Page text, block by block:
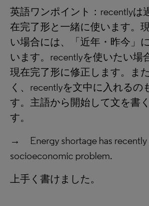
英語ワンポイント：recentlyは
在完了形と一緒に使います。
い場合には、「近年・昨今」
います。recentlyを使いたい場
現在完了形に修正します。ま
く、recentlyを文中に入れるの
す。主語から開始して文を書
す。
→ Energy shortage has recently
socioeconomic problem.
上手く書けました。